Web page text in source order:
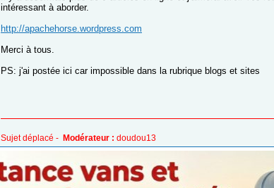
intéressant à aborder.
http://apachehorse.wordpress.com
Merci à tous.
PS: j'ai postée ici car impossible dans la rubrique blogs et sites
Sujet déplacé - Modérateur : doudou13